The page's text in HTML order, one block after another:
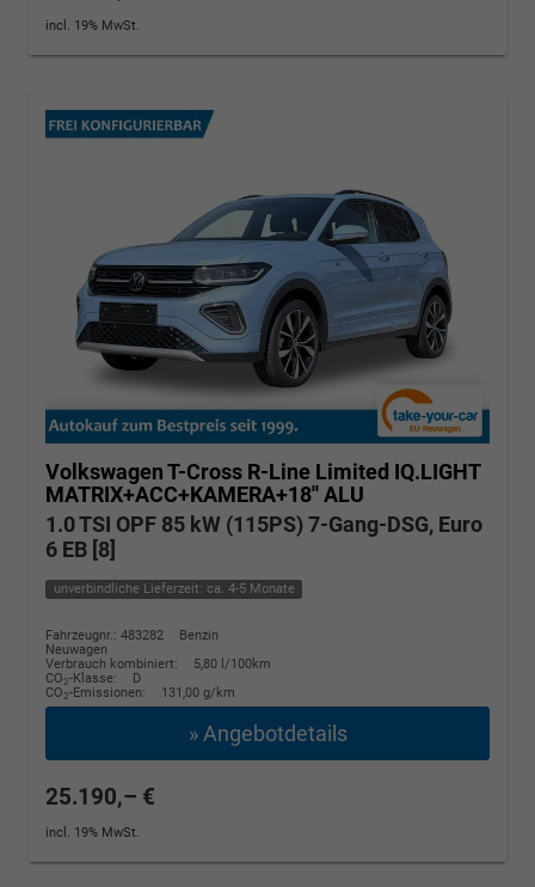
incl. 19% MwSt.
Volkswagen T-Cross R-Line Limited IQ.LIGHT
MATRIX+ACC+KAMERA+18'' ALU
1.0 TSI OPF 85 kW (115PS) 7-Gang-DSG, Euro
6 EB [8]
unverbindliche Lieferzeit: ca. 4-5 Monate
Fahrzeugnr.: 483282
Benzin
Neuwagen
Verbrauch kombiniert:
5,80 l/100km
CO2-Klasse:
D
CO2-Emissionen: 131,00 g/km
» Angebotdetails
25.190,– €
incl. 19% MwSt.